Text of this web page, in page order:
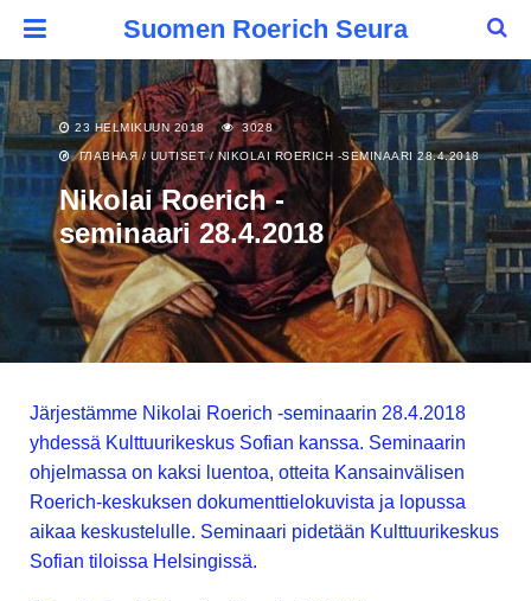
Suomen Roerich Seura
23 HELMIKUUN 2018 3028
ГЛАВНАЯ/ UUTISET/NIKOLAI ROERICH -SEMINAARI 28.4.2018
Nikolai Roerich -
seminaari 28.4.2018
Järjestämme Nikolai Roerich -seminaarin 28.4.2018
yhdessä Kulttuurikeskus Sofian kanssa. Seminaarin
ohjelmassa on kaksi luentoa, otteita Kansainvälisen
Roerich-keskuksen dokumenttielokuvista ja lopussa
aikaa keskustelulle. Seminaari pidetään Kulttuurikeskus
Sofian tiloissa Helsingissä.